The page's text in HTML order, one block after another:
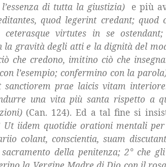
di tutta la giustizia) e più
quod legerint credant;
virtutes in se
gravità degli atti e la dignità del
che credono, imitino ciò che
l’esempio; confermino con la
sanctiorem prae laicis vitam
una vita più santa rispetto a
(Can. 124). Ed a tal fine si
Ut iidem quotidie orationi mentali
colant, conscientia, suam
della penitenza; 2°